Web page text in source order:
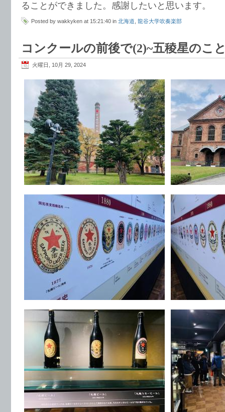
ることができました。感謝したいと思います。
Posted by wakkyken at 15:21:40 in 北海道 龍谷大学吹奏楽部
コンクールの前後で(2)~五稜星のこ
火曜日, 10月 29, 2024